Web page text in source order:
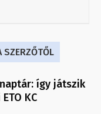
SZERZŐTŐL
így játszik
KC